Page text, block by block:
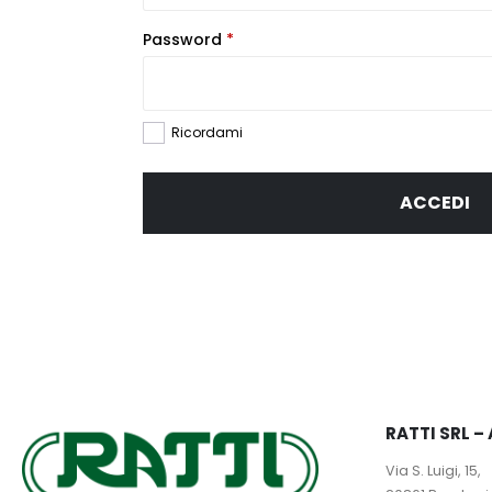
Password *
Ricordami
ACCEDI
RATTI SRL
Via S. Luigi, 15,
Tutti